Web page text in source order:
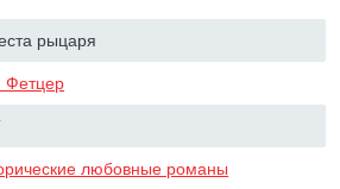
рыцаря
Фетцер
любовные романы